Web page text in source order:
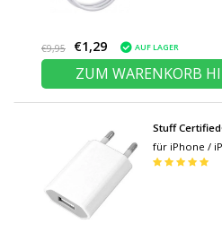
€9,95 €1,29 AUF LAGER
ZUM WARENKORB
Stuff
für iPhone /
USB AC Home